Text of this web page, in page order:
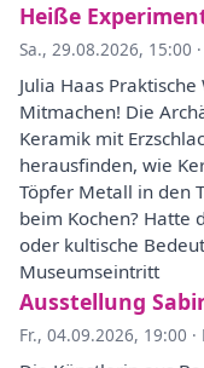
Heiße
Sa., 29.08.2026, 15:00 ·
Julia Haas
Mitmachen! Die
Keramik mit
herausfinden, wie
Töpfer Metall in den
beim Kochen? Hatte
oder kultische
Museumseintritt
Ausstellung
Fr., 04.09.2026, 19:00 ·